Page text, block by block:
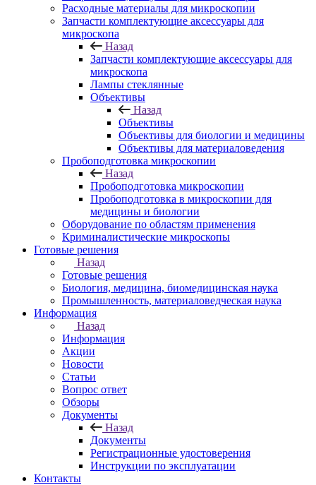
Расходные материалы для микроскопии
Запчасти комплектующие аксессуары для
микроскопа
Назад
Запчасти комплектующие аксессуары для
микроскопа
Лампы стеклянные
Объективы
Назад
Объективы
Объективы для биологии и медицины
Объективы для материаловедения
Пробоподготовка микроскопии
Назад
Пробоподготовка микроскопии
Пробоподготовка в микроскопии для
медицины и биологии
Оборудование по областям применения
Криминалистические микроскопы
Готовые решения
Назад
Готовые решения
Биология, медицина, биомедицинская наука
Промышленность, материаловедческая наука
Информация
Назад
Информация
Акции
Новости
Статьи
Вопрос ответ
Обзоры
Документы
Назад
Документы
Регистрационные удостоверения
Инструкции по эксплуатации
Контакты